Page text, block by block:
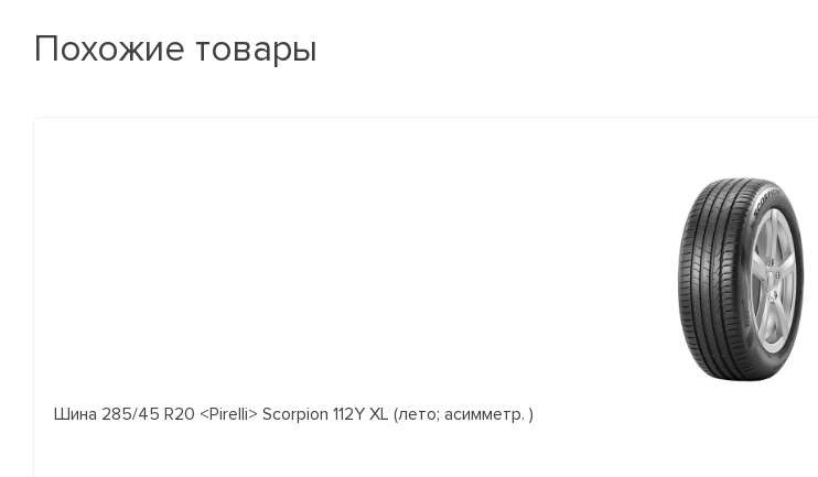
Похожие товары
Шина 285/45 R20 <Pirelli> Scorpion 112Y XL (лето; асимметр. )